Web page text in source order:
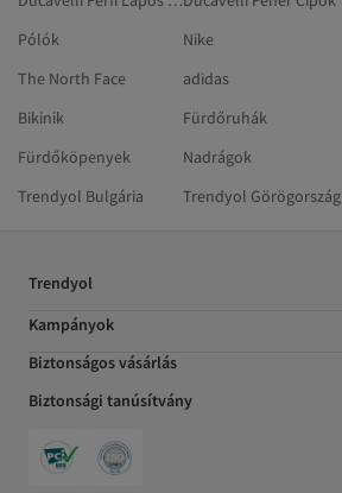
Pólók
Nike
The North Face
adidas
Bikinik
Fürdőruhák
Fürdőköpenyek
Nadrágok
Trendyol Bulgária
Trendyol Görögország
Trendyol
Kampányok
Biztonságos vásárlás
Biztonsági tanúsítvány